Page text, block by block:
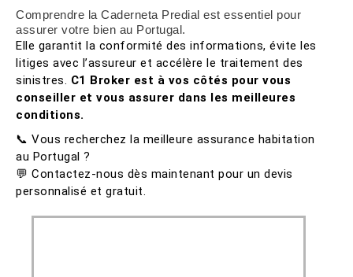
Comprendre la Caderneta Predial est essentiel pour
assurer votre bien au Portugal.
Elle garantit la conformité des informations, évite les
litiges avec l’assureur et accélère le traitement des
sinistres. C1 Broker est à vos côtés pour vous
conseiller et vous assurer dans les meilleures
conditions.
📞 Vous recherchez la meilleure assurance habitation
au Portugal ?
💬 Contactez-nous dès maintenant pour un devis
personnalisé et gratuit.